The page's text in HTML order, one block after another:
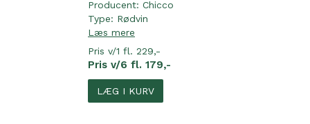
Producent: Chicco
Type: Rødvin
Læs mere
Pris v/1 fl. 229,-
Pris v/6 fl. 179,-
LÆG I KURV